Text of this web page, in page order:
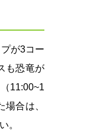
が3コー
も恐竜が
11:00~1
合は、
。